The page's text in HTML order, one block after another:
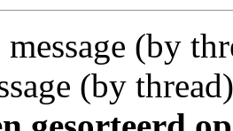
message (by
(by